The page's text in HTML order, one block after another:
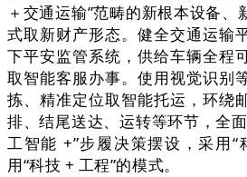
＋交通运输”范畴的新根本设备、
式取新财产形态。健全交通运输
下平安监管系统，供给车辆全程
取智能客服办事。使用视觉识别
拣、精准定位取智能托运，环绕
排、结尾送达、运转等环节，全
工智能 +”步履决策摆设，采用“
用“科技 + 工程”的模式。